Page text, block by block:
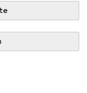
Drittanbieter